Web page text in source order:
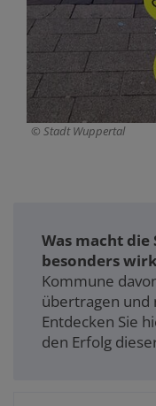
Stadt Wuppertal
Was macht die
besonders
Kommune
übertragen und
Entdecken Sie
den Erfolg